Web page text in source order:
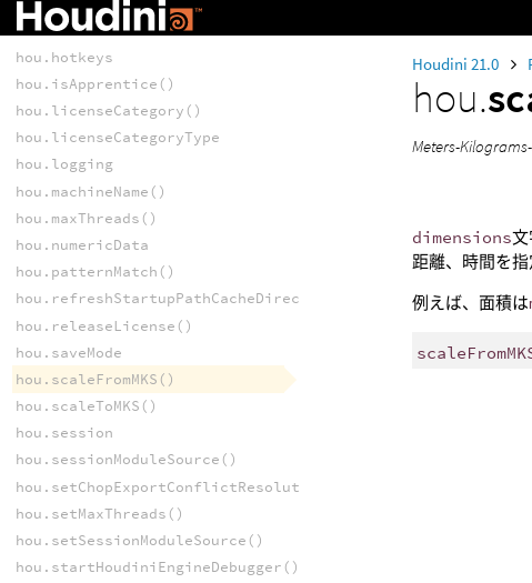
Houdini 21.0
hou.
Meters-
dimensions
距離、時間を
例えば、面積は
hou.hmath
hou.hotkeys
hou.isApprentice()
hou.licenseCategory()
hou.licenseCategoryType
hou.logging
hou.machineName()
hou.maxThreads()
hou.numericData
hou.patternMatch()
hou.refreshStartupPathCacheDirectory()
hou.releaseLicense()
hou.saveMode
hou.scaleFromMKS()
hou.scaleToMKS()
hou.session
hou.sessionModuleSource()
hou.setChopExportConflictResolutionPattern()
hou.setMaxThreads()
hou.setSessionModuleSource()
hou.startHoudiniEngineDebugger()